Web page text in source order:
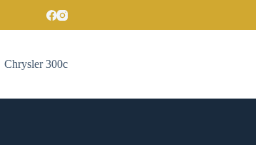
Chrysler 300c